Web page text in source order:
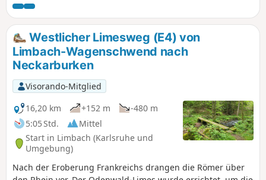
unvergessliche Reise durch eine Vielfalt an Landschaften,
von sanften Weinbergen bis hin zu imposanten
Felsformationen. Entlang der Strecke erwarten Dich sowohl
herausfordernde Anstiege als auch entspannte Abschnitte
entlang des Flusses. Du kannst Dich auf
abwechslungsreiche Landschaften freuen, die von
bewaldeten Hängen im Neckartal bis zu charmanten
Fachwerkstädten und historischen Burgen reichen. Wir
haben die Abschnitte so gestaltet, dass Du jeden Start- und
Endpunkt einer Etappe mit dem ÖPNV erreichen kannst.
Westlicher Limesweg (E4) von
Limbach-Wagenschwend nach
Neckarburken
Visorando-Mitglied
16,20 km
+152 m
-480 m
5:05 Std.
Mittel
Start in Limbach (Karlsruhe und
Umgebung)
Nach der Eroberung Frankreichs drangen die Römer über